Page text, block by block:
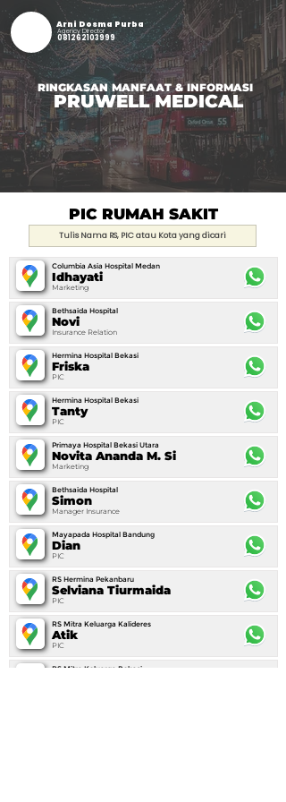
Arni Dosma Purba
Agency Director
081262103999
RINGKASAN MANFAAT & INFORMASI
PRUWELL MEDICAL
PIC RUMAH SAKIT
Columbia Asia Hospital Medan
Idhayati
Marketing
Bethsaida Hospital
Novi
Insurance Relation
Hermina Hospital Bekasi
Friska
PIC
Hermina Hospital Bekasi
Tanty
PIC
Primaya Hospital Bekasi Utara
Novita Ananda M. Si
Marketing
Bethsaida Hospital
Simon
Manager Insurance
Mayapada Hospital Bandung
Dian
PIC
RS Hermina Pekanbaru
Selviana Tiurmaida
PIC
RS Mitra Keluarga Kalideres
Atik
PIC
RS Mitra Keluarga Bekasi